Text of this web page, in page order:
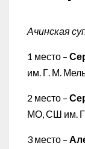
Ачинская
1 место –
им. Г. М.
2 место –
МО, СШ им. Г.
3 место –